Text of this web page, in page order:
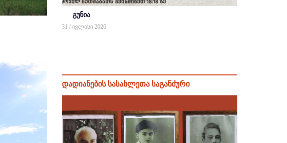
გუნია
31 / ივლისი 2026
დადიანების სასახლეთა საგანძური